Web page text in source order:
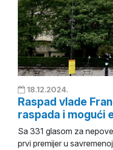
18.12.2024.
Raspad vlade
raspada i mogući
Sa 331 glasom za
prvi premijer u